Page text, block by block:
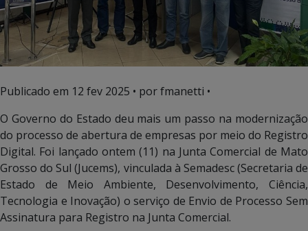
Publicado em 12 fev 2025 • por fmanetti •
O Governo do Estado deu mais um passo na modernização
do processo de abertura de empresas por meio do Registro
Digital. Foi lançado ontem (11) na Junta Comercial de Mato
Grosso do Sul (Jucems), vinculada à Semadesc (Secretaria de
Estado de Meio Ambiente, Desenvolvimento, Ciência,
Tecnologia e Inovação) o serviço de Envio de Processo Sem
Assinatura para Registro na Junta Comercial.